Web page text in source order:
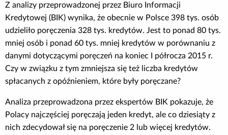
Kontakt dla mediów
Poradnik BIK
Kontakt
Logowanie
Załóż konto
Z analizy przeprowadzonej przez Biuro Informacji
Kredytowej (BIK) wynika, że obecnie w Polsce 398 tys. osób
udzieliło poręczenia 328 tys. kredytów. Jest to ponad 80 tys.
mniej osób i ponad 60 tys. mniej kredytów w porównaniu z
danymi dotyczącymi poręczeń na koniec I półrocza 2015 r.
Czy w związku z tym zmniejsza się też liczba kredytów
spłacanych z opóźnieniem, które były poręczane?
Analiza przeprowadzona przez ekspertów BIK pokazuje, że
Polacy najczęściej poręczają jeden kredyt, ale co dziesiąty z
nich zdecydował się na poręczenie 2 lub więcej kredytów.